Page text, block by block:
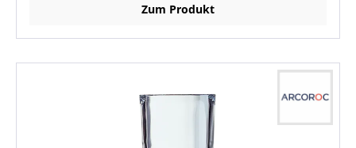
Zum Produkt